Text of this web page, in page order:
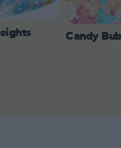
Candy